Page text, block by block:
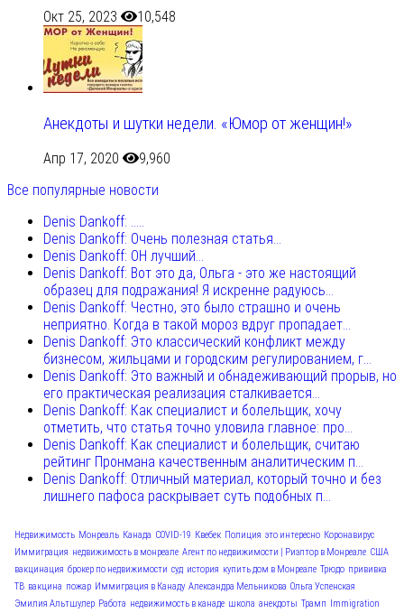
Окт 25, 2023 10,548
Анекдоты и шутки недели. «Юмор от женщин!»
Апр 17, 2020
9,960
Все популярные новости
Denis Dankoff: .....
Denis Dankoff: Очень полезная статья...
Denis Dankoff: ОН лучший...
Denis Dankoff: Вот это да, Ольга - это же настоящий
образец для подражания! Я искренне радуюсь...
Denis Dankoff: Честно, это было страшно и очень
неприятно. Когда в такой мороз вдруг пропадает...
Denis Dankoff: Это классический конфликт между
бизнесом, жильцами и городским регулированием, г...
Denis Dankoff: Это важный и обнадеживающий прорыв, но
его практическая реализация сталкивается...
Denis Dankoff: Как специалист и болельщик, хочу
отметить, что статья точно уловила главное: про...
Denis Dankoff: Как специалист и болельщик, считаю
рейтинг Пронмана качественным аналитическим п...
Denis Dankoff: Отличный материал, который точно и без
лишнего пафоса раскрывает суть подобных п...
Недвижимость Монреаль Канада COVID-19 Квебек Полиция это интересно Коронавирус
Иммиграция недвижимость в монреале Агент по недвижимости | Риэлтор в Монреале США
вакцинация брокер по недвижимости суд история купить дом в Монреале Трюдо прививка
ТВ вакцина пожар Иммиграция в Канаду Александра Мельникова Ольга Успенская
Эмилия Альтшулер Работа недвижимость в канаде школа анекдоты Трамп Immigration